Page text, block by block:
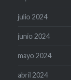
julio 2024
junio 2024
mayo 2024
abril 2024